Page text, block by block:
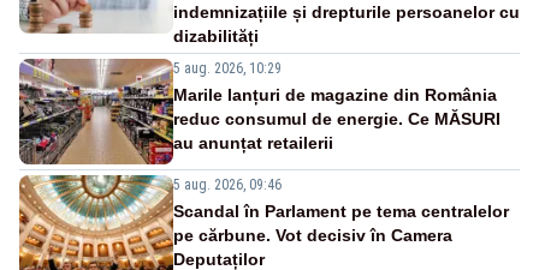
indemnizațiile și drepturile persoanelor cu
dizabilități
5 aug. 2026, 10:29
Marile lanțuri de magazine din România
reduc consumul de energie. Ce MĂSURI
au anunțat retailerii
5 aug. 2026, 09:46
Scandal în Parlament pe tema centralelor
pe cărbune. Vot decisiv în Camera
Deputaților